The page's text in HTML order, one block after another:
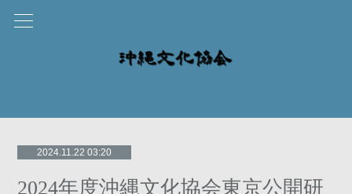
2024.11.22 03:20
2024年度沖縄文化協会東京公開研